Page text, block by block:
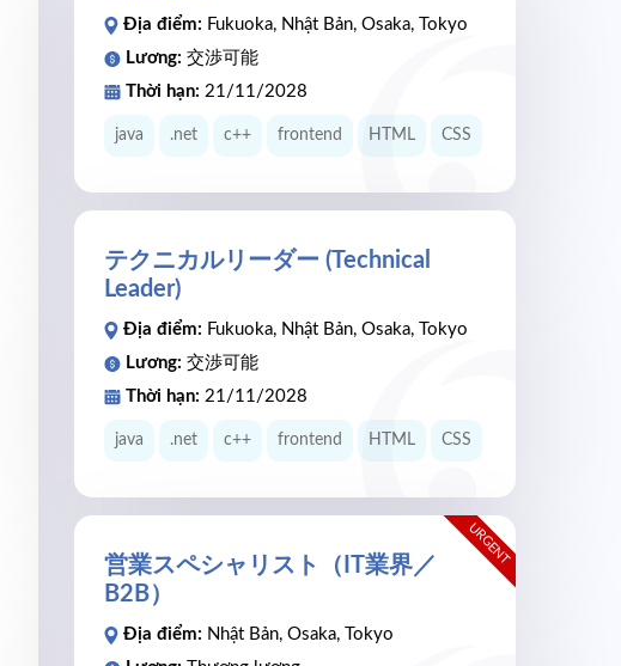
Địa điểm: Fukuoka, Nhật Bản, Osaka, Tokyo
Lương: 交渉可能
Thời hạn: 21/11/2028
java .net c++ frontend HTML CSS
テクニカルリーダー (Technical
Leader)
Địa điểm: Fukuoka, Nhật Bản, Osaka, Tokyo
Lương: 交渉可能
Thời hạn: 21/11/2028
java .net c++ frontend HTML CSS
URGENT
営業スペシャリスト（IT業界／
B2B）
Địa điểm: Nhật Bản, Osaka, Tokyo